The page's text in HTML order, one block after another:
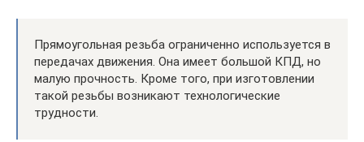
Прямоугольная резьба ограниченно используется в
передачах движения. Она имеет большой КПД, но
малую прочность. Кроме того, при изготовлении
такой резьбы возникают технологические
трудности.